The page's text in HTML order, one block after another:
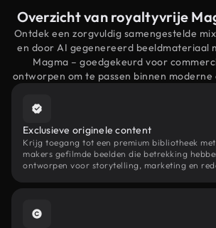
Overzicht van royaltyvrije
Ontdek een zorgvuldig samengestelde
en door AI gegenereerd beeldmateriaal
Magma – goedgekeurd voor
ontworpen om te passen binnen
Exclusieve originele content
Krijg toegang tot een premium bibliotheek
makers gefilmde beelden die betrekking
ontworpen voor storytelling, marketing en